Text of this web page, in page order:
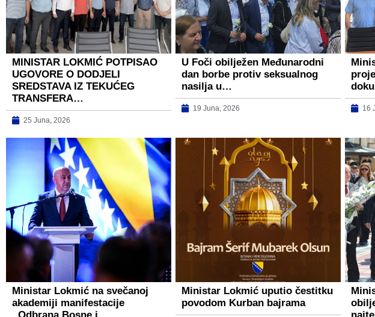
MINISTAR LOKMIĆ POTPISAO
UGOVORE O DODJELI
SREDSTAVA IZ TEKUĆEG
TRANSFERA…
25 Juna, 2026
U Foči obilježen Međunarodni
dan borbe protiv seksualnog
nasilja u…
19 Juna, 2026 16
Ministar Lokmić na svečanoj
akademiji manifestacije
Ministar Lokmić uputio čestitku
povodom Kurban bajrama